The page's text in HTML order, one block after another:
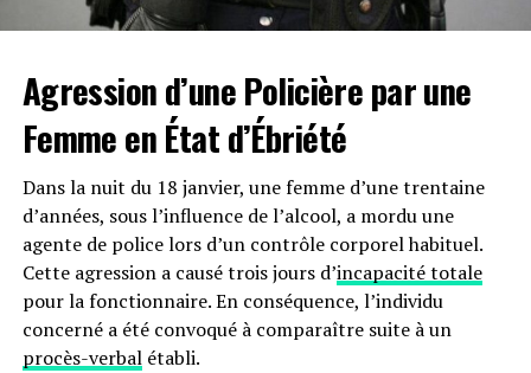
Agression d’une Policière par une
Femme en État d’Ébriété
Dans la nuit du 18 janvier, une femme d’une trentaine
d’années, sous l’influence de l’alcool, a mordu une
agente de police lors d’un contrôle corporel habituel.
Cette agression a causé trois jours d’incapacité totale
pour la fonctionnaire. En conséquence, l’individu
concerné a été convoqué à comparaître suite à un
procès-verbalétabli.